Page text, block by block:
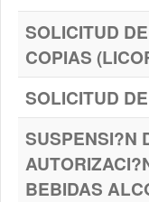
SOLICITUD
COPIAS
SOLICITUD
SUSPENSI?N
BEBIDAS